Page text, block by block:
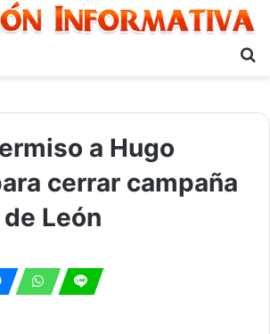
a Hugo
cerrar campaña
León